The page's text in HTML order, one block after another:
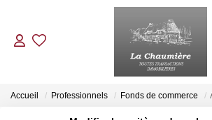
ACHETER
Accueil Professionnels Fonds de commerce